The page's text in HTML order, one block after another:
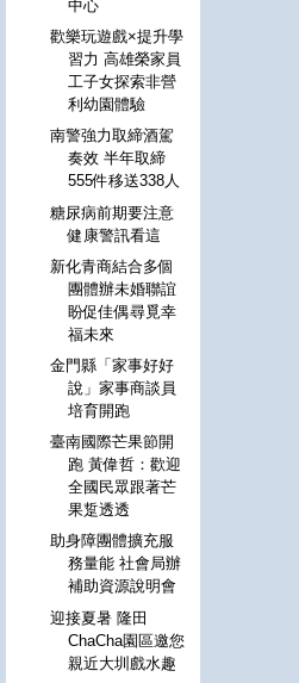
中心
歡樂玩遊戲×提升學
習力 高雄榮家員
工子女探索非營
利幼園體驗
南警強力取締酒駕
奏效 半年取締
555件移送338人
糖尿病前期要注意
健康警訊看這
新化青商結合多個
團體辦未婚聯誼
盼促佳偶尋覓幸
福未來
金門縣「家事好好
說」家事商談員
培育開跑
臺南國際芒果節開
跑 黃偉哲：歡迎
全國民眾跟著芒
果踅透透
助身障團體擴充服
務量能 社會局辦
補助資源說明會
迎接夏暑 隆田
ChaCha園區邀您
親近大圳戲水趣